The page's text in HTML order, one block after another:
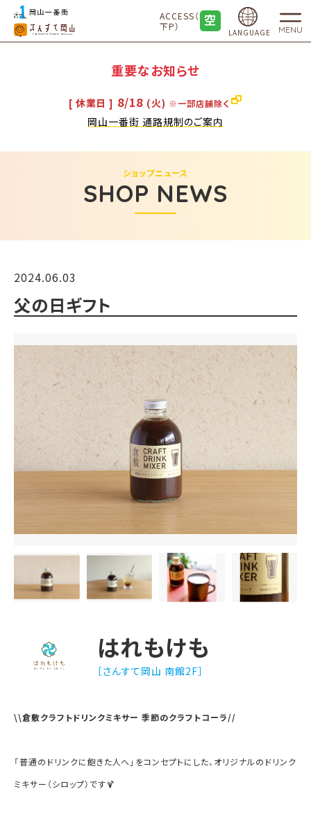
ACCESS（地
下P）
LANGUAGE MENU
重要なお知らせ
[ 休業日 ] 8/18 (火) ※一部店舗除く
岡山一番街 通路規制のご案内
SHOP NEWS
ショップニュース
2024.06.03
父の日ギフト
はれもけも
［さんすて岡山 南館2F］
\\倉敷クラフトドリンクミキサー 季節のクラフトコーラ//
「普通のドリンクに飽きた人へ」をコンセプトにした、オリジナルのドリンク
ミキサー（シロップ）です🍹